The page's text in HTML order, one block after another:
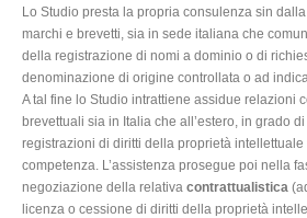
Lo Studio presta la propria consulenza sin dalla
marchi e brevetti, sia in sede italiana che
della registrazione di nomi a dominio o di
denominazione di origine controllata o ad
A tal fine lo Studio intrattiene assidue relazioni
brevettuali sia in Italia che all’estero, in grado
registrazioni di diritti della proprietà
competenza. L’assistenza prosegue poi nella
negoziazione della relativa contrattualistica
licenza o cessione di diritti della proprietà